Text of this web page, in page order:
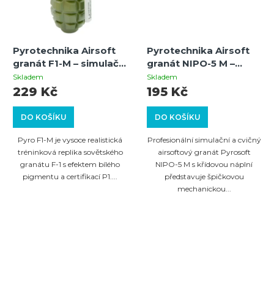
Pyrotechnika Airsoft
granát F1-M – simulační
pyrotechnika s
efektem bílé křídy,
Skladem
DO KOŠÍKU
229 Kč
Pyro F1-M je vysoce realistická
tréninková replika sovětského
granátu F-1 s efektem bílého
pigmentu a certifikací P1....
Pyrotechnika Airsoft
granát NIPO-5 M –
simulační a cvičný
granát (pigment bílá
Skladem
DO KOŠÍKU
195 Kč
Profesionální simulační a cvičný
airsoftový granát Pyrosoft
NIPO-5 M s křídovou náplní
představuje špičkovou
mechanickou...